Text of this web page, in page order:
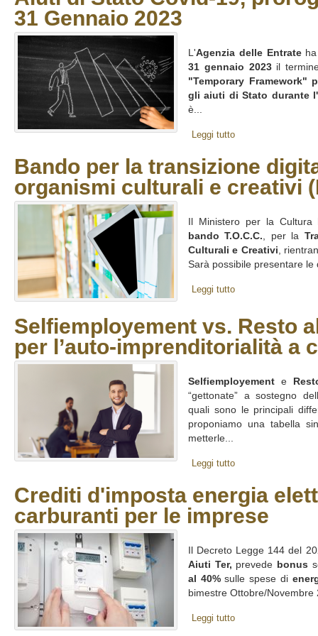
31 Gennaio 2023
L'Agenzia delle Entrateha
31 gennaio 2023il
"Temporary Framework"
gli aiuti di Stato durante
è...
Leggi tutto
Bando per la transizione
organismi culturali e creativi
Il Ministero per la Cultura
bando T.O.C.C., per la
Culturali e Creativi,
Sarà possibile presentare le
Leggi tutto
Selfiemployement vs. Resto
per l’auto-imprenditorialità a
Selfiemployement e
“gettonate” a sostegno
quali sono le principali
proponiamo una tabella
metterle...
Leggi tutto
Crediti d'imposta energia
carburanti per le imprese
Il Decreto Legge 144 del
Aiuti Ter, prevede bonus
al 40%sulle spese di
bimestre Ottobre/
Leggi tutto